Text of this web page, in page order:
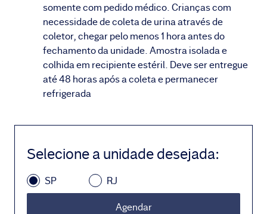
somente com pedido médico. Crianças com
necessidade de coleta de urina através de
coletor, chegar pelo menos 1 hora antes do
fechamento da unidade. Amostra isolada e
colhida em recipiente estéril. Deve ser entregue
até 48 horas após a coleta e permanecer
refrigerada
Selecione a unidade desejada:
SP RJ
Agendar